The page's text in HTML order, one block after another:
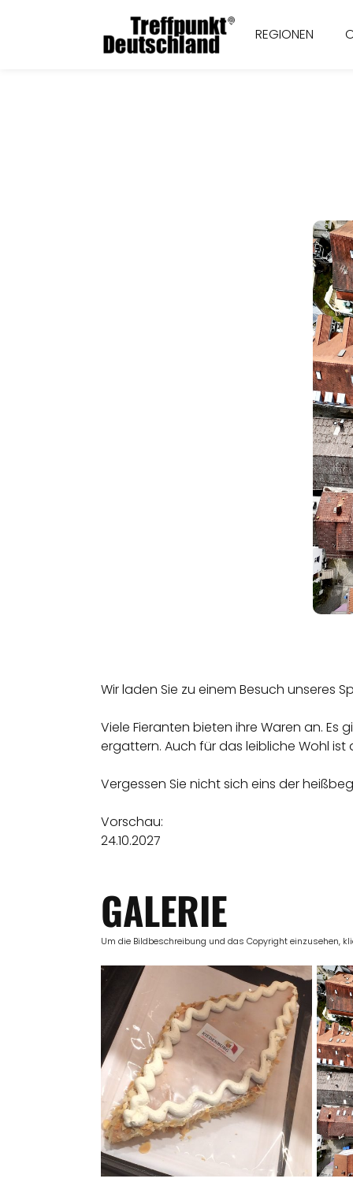
REGIONEN
Wir laden Sie zu einem Besuch unseres
Viele Fieranten bieten ihre Waren an. Es
ergattern. Auch für das leibliche Wohl
Vergessen Sie nicht sich eins der
Vorschau:
24.10.2027
GALERIE
Um die Bildbeschreibung und das Copyright einzusehen,